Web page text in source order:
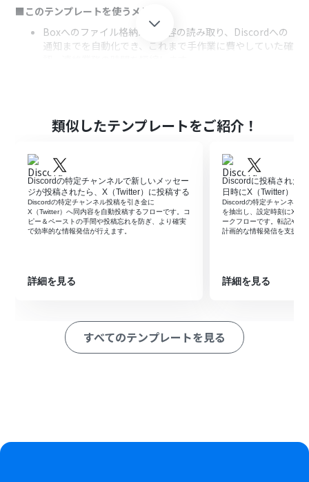
■このテンプレートを使うメリット
Boxへのファイル格納から内容の読み取り、Discordへの
通知までを自動化でき、これまで手作業に費やしていた確
■フローボットの流れ
次に、トリガーでBoxを選択し、「フォルダにファイルが
アップロードされたら」というアクションを設定します。
続いて、オペレーションでBoxの「ファイルをダウンロー
ド」アクションを設定し、アップロードされたファイルを
取得します。
次に、オペレーションでOCR機能の「画像・PDFから文
字を読み取る」を選択し、ダウンロードしたファイルの
信」アクションを設定し、OCRで読み取ったテキストデ
ペレーション」：トリガー起動後、フロー内で処理を行うアク
OCR機能では、読み取り対象のファイルの添付方法や抽
類似したテンプレートをご紹介！
Discordの特定チャンネルで新しいメッセー
ジが投稿されたら、X（Twitter）に投稿する
Discordの特定チャンネル投稿を引き金に
X（Twitter）へ同内容を自動投稿するフローです。コ
ピー＆ペーストの手間や投稿忘れを防ぎ、より確実
で効率的な情報発信が行えます。
詳細を見る
Discordに投稿された
日時にX（Twitter）に
Discordの特定チャンネル
を抽出し、設定時刻にX（
ークフローです。転記や予
計画的な情報発信を支援し
詳細を見る
すべてのテンプレートを見る